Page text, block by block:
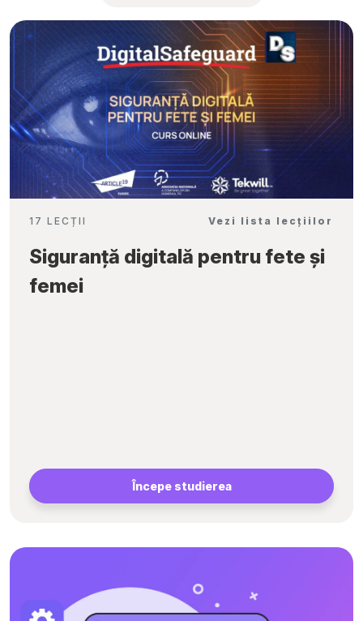
17 LECȚII Vezi lista lecțiilor
Siguranță digitală pentru fete și
femei
Începe studierea